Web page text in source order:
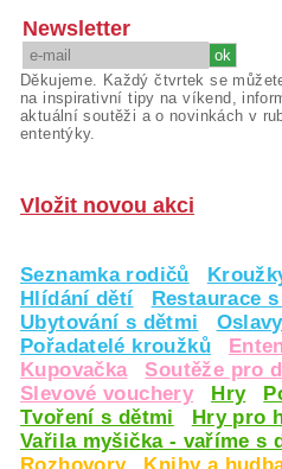
Newsletter
Děkujeme. Každý čtvrtek se
na inspirativní tipy na víkend,
aktuální soutěži a o novinkách v
ententýky.
Vložit novou akci
Seznamka rodičů
Hlídání dětí
Restaurace
Ubytování s dětmi
Pořadatelé kroužků
Kupovačka
Soutěže pro
Slevové vouchery
Hry
Tvoření s dětmi
Hry pro
Vařila myšička - vaříme s